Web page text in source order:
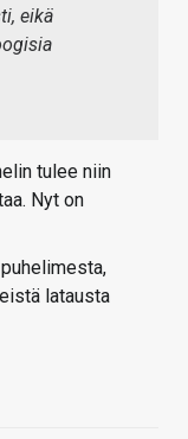
eikä
tulee niin
Nyt on
latausta